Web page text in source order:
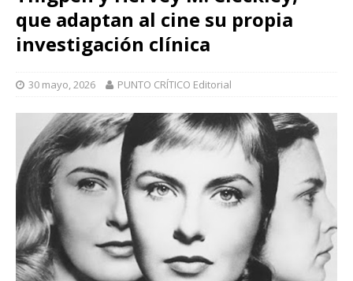
que adaptan al cine su propia
investigación clínica
30 mayo, 2026 PUNTO CRÍTICO Editorial